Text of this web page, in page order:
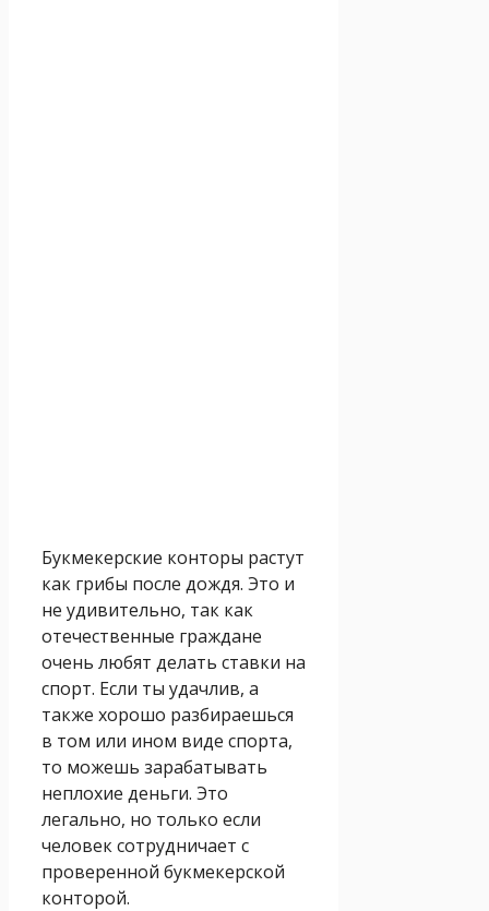
Букмекерские конторы растут
как грибы после дождя. Это и
не удивительно, так как
отечественные граждане
очень любят делать ставки на
спорт. Если ты удачлив, а
также хорошо разбираешься
в том или ином виде спорта,
то можешь зарабатывать
неплохие деньги. Это
легально, но только если
человек сотрудничает с
проверенной букмекерской
конторой.